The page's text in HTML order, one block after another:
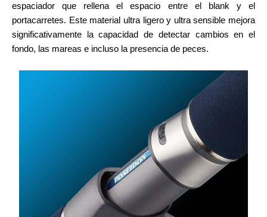
espaciador que rellena el espacio entre el blank y el
portacarretes. Este material ultra ligero y ultra sensible mejora
significativamente la capacidad de detectar cambios en el
fondo, las mareas e incluso la presencia de peces.